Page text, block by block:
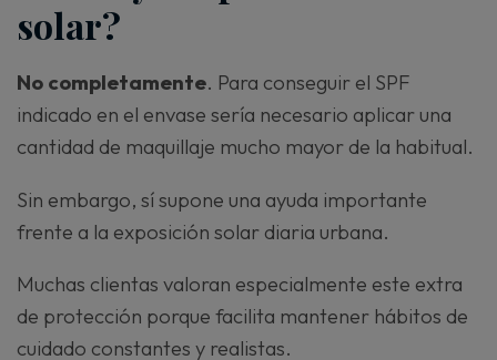
solar?
No completamente. Para conseguir el SPF
indicado en el envase sería necesario aplicar una
cantidad de maquillaje mucho mayor de la habitual.
Sin embargo, sí supone una ayuda importante
frente a la exposición solar diaria urbana.
Muchas clientas valoran especialmente este extra
de protección porque facilita mantener hábitos de
cuidado constantes y realistas.